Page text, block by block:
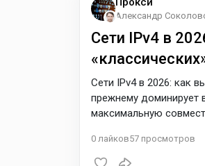
Александр
Сети IPv4 в
Сети IPv4 в 2026: как
прежнему доминирует
максимальную
IPv6, какие подсети
Что такое «сети IPv4»
0 лайков57 просмотров